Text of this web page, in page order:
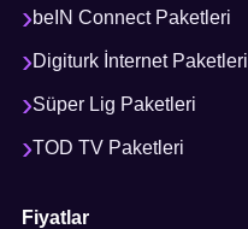
beIN Connect Paketleri
Digiturk İnternet Paketleri
Süper Lig Paketleri
TOD TV Paketleri
Fiyatlar